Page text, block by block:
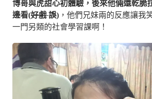
博哥與虎甜心初體驗，後來他倆還乾脆
邊看(好戲誤) ，他們兄妹兩的反應讓我
一門另類的社會學習課啊！